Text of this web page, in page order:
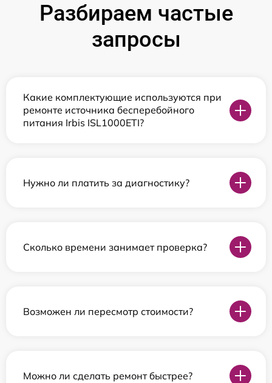
Разбираем частые
запросы
Какие комплектующие используются при
ремонте источника бесперебойного
питания Irbis ISL1000ETI?
Нужно ли платить за диагностику?
Сколько времени занимает проверка?
Возможен ли пересмотр стоимости?
Можно ли сделать ремонт быстрее?